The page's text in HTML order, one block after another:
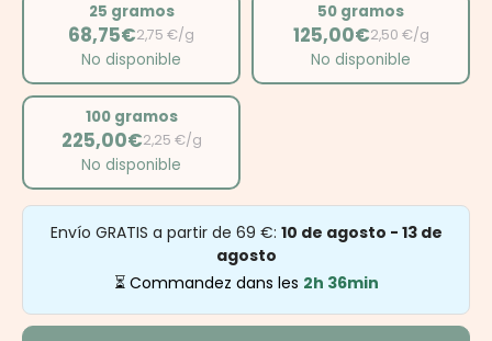
25 gramos
68,75€2,75 €/g
No disponible
50 gramos
125,00€2,50 €/g
No disponible
100 gramos
225,00€2,25 €/g
No disponible
Envío GRATIS a partir de 69 €: 10 de agosto - 13 de
agosto
⏳ Commandez dans les 2h 36min